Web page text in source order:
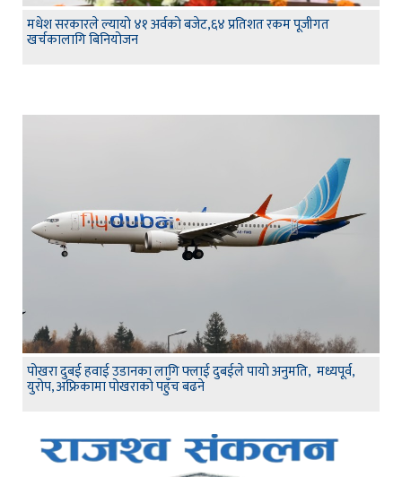
मधेश सरकारले ल्यायो ४१ अर्वको बजेट,६४ प्रतिशत रकम पूजीगत
खर्चकालागि बिनियोजन
पोखरा दुबई हवाई उडानका लागि फ्लाई दुबईले पायो अनुमति, मध्यपूर्व,
युरोप, अफ्रिकामा पोखराको पहुँच बढने